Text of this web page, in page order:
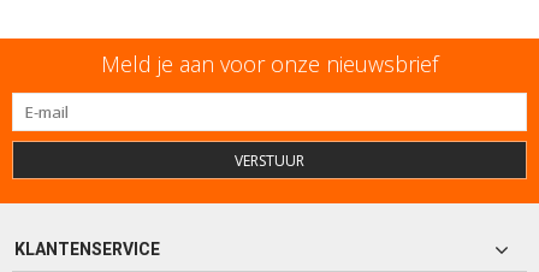
Meld je aan voor onze nieuwsbrief
VERSTUUR
KLANTENSERVICE